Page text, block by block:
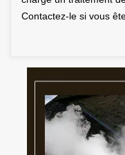
Contactez-le si vous